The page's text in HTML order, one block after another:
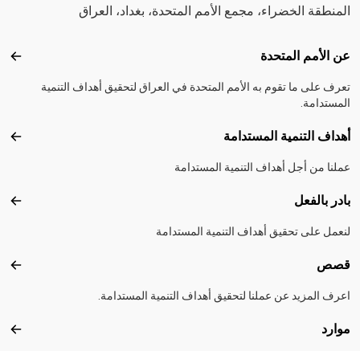
المنطقة الخضراء، مجمع الأمم المتحدة، بغداد، العراق
Footer menu
عن الأمم المتحدة عن
تعرف على ما تقوم به الأمم المتحدة في العراق لتحقيق أهداف التنمية
المستدامة.
أهداف التنمية المستدامة
عملنا من أجل أهداف التنمية المستدامة
بادر بالفعل
لنعمل على تحقيق أهداف التنمية المستدامة
قصص
اعرف المزيد عن عملنا لتحقيق أهداف التنمية المستدامة.
موارد